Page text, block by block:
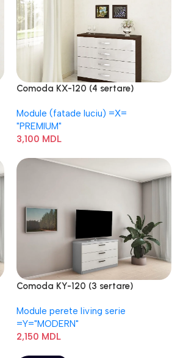
Comoda KX-120 (4 sertare)
Module (fatade luciu) =Х=
"PREMIUM"
3,100 MDL
Comoda KY-120 (3 sertare)
Module perete living serie
=Y="MODERN"
2,150 MDL